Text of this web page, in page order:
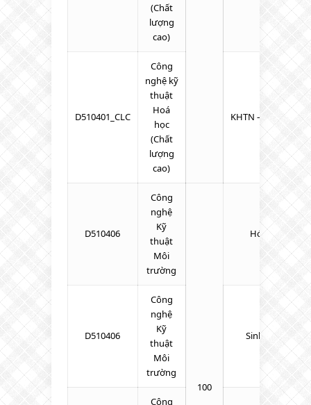
(Chất
lượng
cao)
D510401_CLC
Công
nghệ kỹ
thuật
Hoá
học
(Chất
lượng
cao)
KHTN – Toán –
D510406
Công
nghệ
Kỹ
thuật
Môi
trường
100
Hóa – Toán –
D510406
Công
nghệ
Kỹ
thuật
Môi
trường
Sinh – Hóa –
Công